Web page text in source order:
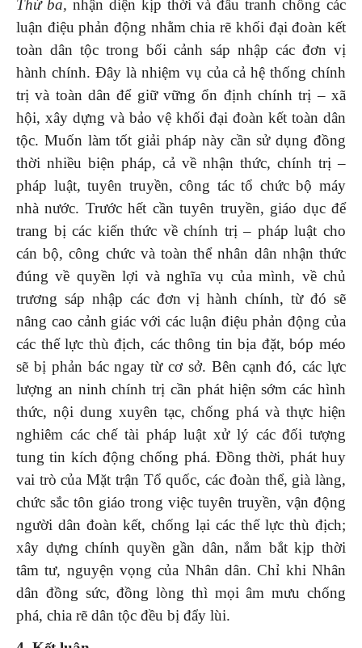
Thứ ba, nhận diện kịp thời và đấu tranh chống các
luận điệu phản động nhằm chia rẽ khối đại đoàn kết
toàn dân tộc trong bối cảnh sáp nhập các đơn vị
hành chính. Đây là nhiệm vụ của cả hệ thống chính
trị và toàn dân để giữ vững ổn định chính trị – xã
hội, xây dựng và bảo vệ khối đại đoàn kết toàn dân
tộc. Muốn làm tốt giải pháp này cần sử dụng đồng
thời nhiều biện pháp, cả về nhận thức, chính trị –
pháp luật, tuyên truyền, công tác tổ chức bộ máy
nhà nước. Trước hết cần tuyên truyền, giáo dục để
trang bị các kiến thức về chính trị – pháp luật cho
cán bộ, công chức và toàn thể nhân dân nhận thức
đúng về quyền lợi và nghĩa vụ của mình, về chủ
trương sáp nhập các đơn vị hành chính, từ đó sẽ
nâng cao cảnh giác với các luận điệu phản động của
các thế lực thù địch, các thông tin bịa đặt, bóp méo
sẽ bị phản bác ngay từ cơ sở. Bên cạnh đó, các lực
lượng an ninh chính trị cần phát hiện sớm các hình
thức, nội dung xuyên tạc, chống phá và thực hiện
nghiêm các chế tài pháp luật xử lý các đối tượng
tung tin kích động chống phá. Đồng thời, phát huy
vai trò của Mặt trận Tổ quốc, các đoàn thể, già làng,
chức sắc tôn giáo trong việc tuyên truyền, vận động
người dân đoàn kết, chống lại các thế lực thù địch;
xây dựng chính quyền gần dân, nắm bắt kịp thời
tâm tư, nguyện vọng của Nhân dân. Chỉ khi Nhân
dân đồng sức, đồng lòng thì mọi âm mưu chống
phá, chia rẽ dân tộc đều bị đẩy lùi.